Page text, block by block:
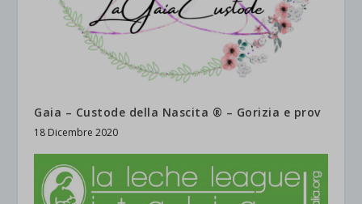
Gaia – Custode della Nascita ® – Gorizia e prov
18 Dicembre 2020